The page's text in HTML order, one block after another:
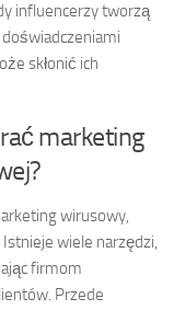
influencerzy tworzą
skłonić ich
marketing
wirusowy,
wiele narzędzi,
firmom
Przede